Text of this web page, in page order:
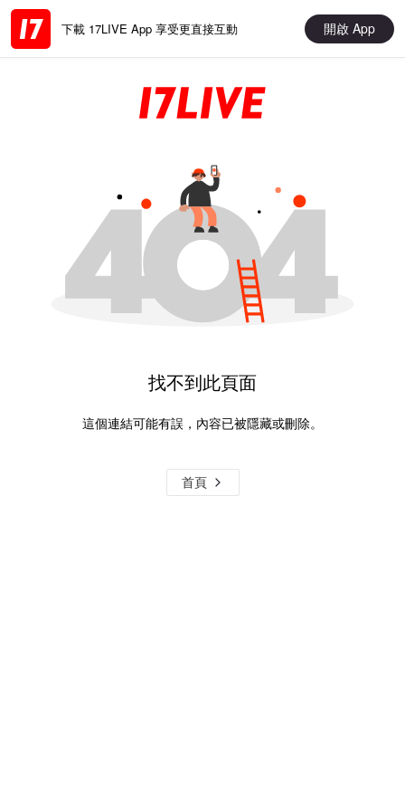
下載 17LIVE App 享受更直接互動 開啟 App
找不到此頁面
這個連結可能有誤，內容已被隱藏或刪除。
首頁